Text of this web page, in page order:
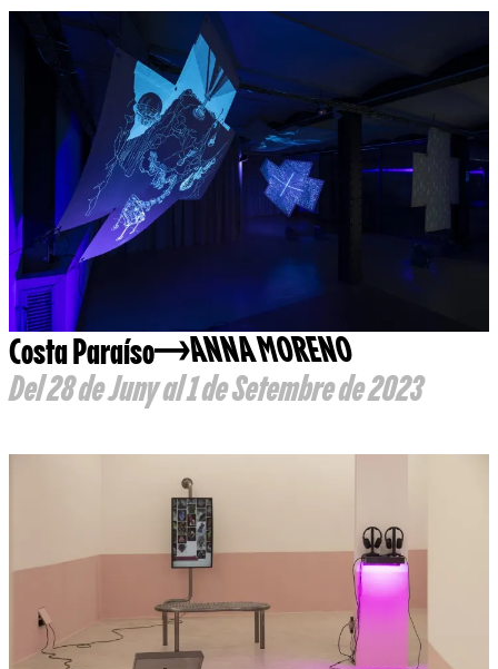
Costa Paraíso
ANNA MORENO
Del 28 de Juny al 1 de Setembre de 2023